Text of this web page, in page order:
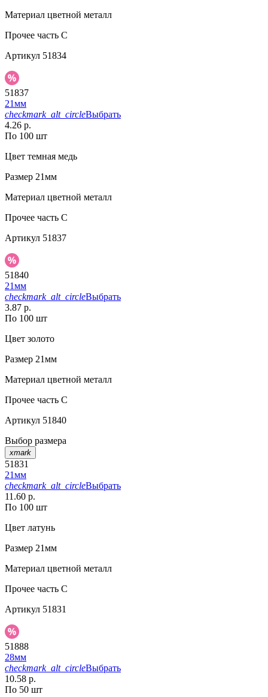
Материал цветной металл
Прочее часть С
Артикул 51834
51837
21мм
checkmark_alt_circleВыбрать
4.26 р.
По 100 шт
Цвет темная медь
Размер 21мм
Материал цветной металл
Прочее часть C
Артикул 51837
51840
21мм
checkmark_alt_circleВыбрать
3.87 р.
По 100 шт
Цвет золото
Размер 21мм
Материал цветной металл
Прочее часть C
Артикул 51840
Выбор размера
xmark
51831
21мм
checkmark_alt_circleВыбрать
11.60 р.
По 100 шт
Цвет латунь
Размер 21мм
Материал цветной металл
Прочее часть С
Артикул 51831
51888
28мм
checkmark_alt_circleВыбрать
10.58 р.
По 50 шт